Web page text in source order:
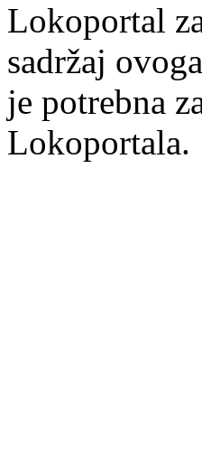
Lokoportal
sadržaj
je potrebna
Lokoportala.